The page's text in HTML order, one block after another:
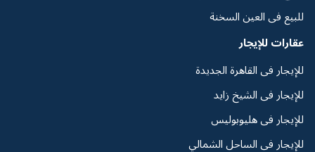
للبيع فى العين السخنة
عقارات للإيجار
للإيجار فى القاهرة الجديدة
للإيجار فى الشيخ زايد
للإيجار فى هليوبوليس
للإيجار فى الساحل الشمالي